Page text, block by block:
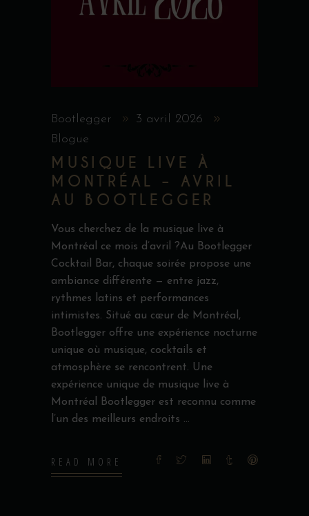
Bootlegger
3 avril 2026
Blogue
MUSIQUE LIVE À
MONTRÉAL – AVRIL
AU BOOTLEGGER
Vous cherchez de la musique live à
Montréal ce mois d’avril ?Au Bootlegger
Cocktail Bar, chaque soirée propose une
ambiance différente — entre jazz,
rythmes latins et performances
intimistes. Situé au cœur de Montréal,
Bootlegger offre une expérience nocturne
unique où musique, cocktails et
atmosphère se rencontrent. Une
expérience unique de musique live à
Montréal Bootlegger est reconnu comme
l’un des meilleurs endroits
READ MORE